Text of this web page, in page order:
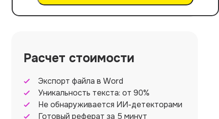
Расчет стоимости
Экспорт файла в Word
Уникальность текста: от 90%
Не обнаруживается ИИ-детекторами
Готовый реферат за 5 минут